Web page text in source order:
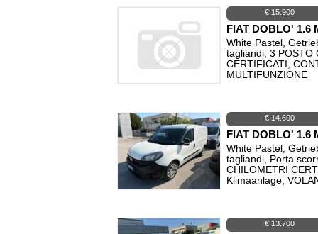
€ 15.900
FIAT DOBLO' 1.6
White Pastel,
tagliandi, 3 POSTO
CERTIFICATI,
MULTIFUNZIONE
€ 14.600
FIAT DOBLO' 1.6
White Pastel,
tagliandi, Porta
CHILOMETRI
Klimaanlage,
€ 13.700